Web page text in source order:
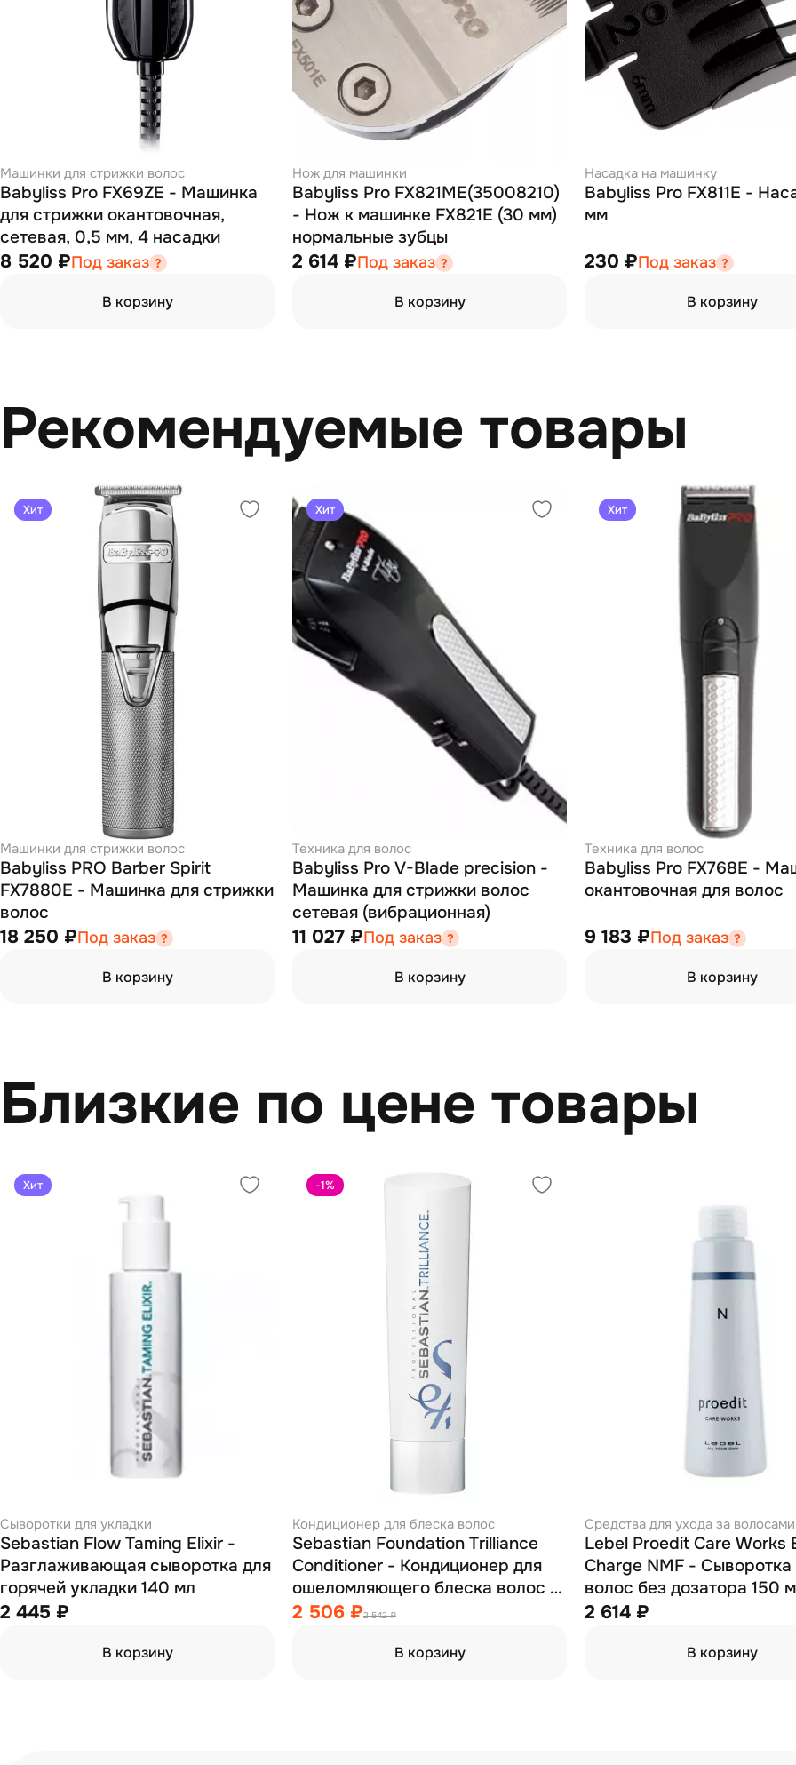
Машинки для стрижки волос
Babyliss Pro FX69ZE - Машинка
для стрижки окантовочная,
сетевая, 0,5 мм, 4 насадки
8 520 ₽Под заказ
В корзину
Нож для машинки
Babyliss Pro FX821ME(35008210)
- Нож к машинке FX821E (30 мм)
нормальные зубцы
2 614 ₽Под заказ
В корзину
Насадка на машинку
Babyliss Pro FX811E -
мм
230 ₽Под заказ
В корзину
Рекомендуемые товары
Хит
Машинки для стрижки волос
Babyliss PRO Barber Spirit
FX7880E - Машинка для стрижки
волос
18 250 ₽Под заказ
В корзину
Хит
Техника для волос
Babyliss Pro V-Blade precision -
Машинка для стрижки волос
сетевая (вибрационная)
11 027 ₽Под заказ
В корзину
Хит
Техника для волос
Babyliss Pro FX768E -
окантовочная для волос
9 183 ₽Под заказ
В корзину
Близкие по цене товары
Хит
Сыворотки для укладки
Sebastian Flow Taming Elixir -
Разглаживающая сыворотка для
горячей укладки 140 мл
2 445 ₽
В корзину
-1%
Кондиционер для блеска волос
Sebastian Foundation Trilliance
Conditioner - Кондиционер для
ошеломляющего блеска волос с
экстрактом горного хрусталя
2 506 ₽2 542 ₽
В корзину
Средства для ухода за волосами
Lebel Proedit Care Works
Charge NMF - Сыворотка
волос без дозатора 150
2 614 ₽
В корзину